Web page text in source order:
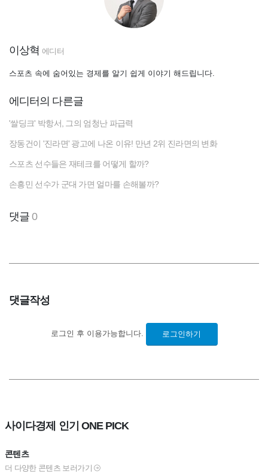
이상혁 에디터
스포츠 속에 숨어있는 경제를 알기 쉽게 이야기 해드립니다.
에디터의 다른글
'쌀딩크' 박항서, 그의 엄청난 파급력
장동건이 '진라면' 광고에 나온 이유! 만년 2위 진라면의 변화
스포츠 선수들은 재테크를 어떻게 할까?
손흥민 선수가 군대 가면 얼마를 손해볼까?
댓글0
댓글작성
로그인 후 이용가능합니다. 로그인하기
사이다경제 인기 ONE PICK
콘텐츠
더 다양한 콘텐츠 보러가기